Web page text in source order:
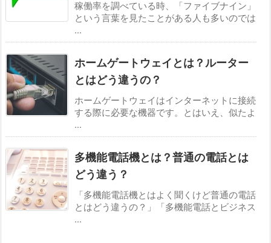
稼働率を調べている時、「ファイブナイン」
という言葉を見たことがある人も多いのでは
...
ホームゲートウェイとは？ルーター
とはどう違うの？
ホームゲートウェイはインターネットに接続
する際に必要な機器です。とはいえ、似たよ
...
多機能電話機とは？普通の電話とは
どう違う？
「多機能電話機とはよく聞くけど普通の電話
とはどう違うの？」「多機能電話とビジネス
...